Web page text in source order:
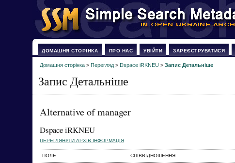
ДОМАШНЯ СТОРІНКА ПРО НАС УВІЙТИ ЗАРЕЄСТРУВАТИСЯ
Домашня сторінка >Перегляд > Dspace iRKNEU >Запис Детальніше
Запис Детальніше
Alternative of manager
Dspace iRKNEU
ПЕРЕГЛЯНУТИ АРХІВ ІНФОРМАЦІЯ
ПОЛЕ СПІВВІДНОШЕННЯ